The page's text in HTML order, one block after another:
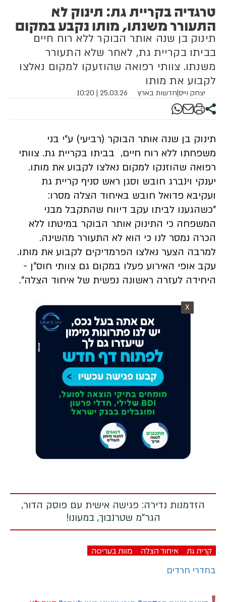
טרגדיה בקריית גת: תינוק לא
התעורר משנתו, מותו נקבע במקום
תינוק בן שנה אותר הבוקר ללא רוח חיים
בביתו בקריית גת, לאחר שלא התעורר
משנתו. צוותי רפואה שהוזעקו למקום נאלצו
לקבוע את מותו
יצחק וייס|חדשות בארץ 25.03.26 | 10:20
תינוק בן שנה אותר הבוקר (רביעי) ע"י בני
משפחתו ללא רוח חיים, בביתו בקריית גת. צוותי
רפואה שהוזנקו למקום נאלצו לקבוע את מותו.
יענקי וינברג חובש וסגן ראש סניף קריית גת
ועקיבא פדואל חובש באיחוד הצלה מסרו:
"כשהגענו לביתו עקב דיווח שהתקבל מבני
המשפחה כי התינוק אותר הבוקר במיטתו ללא
הכרה נמסר לנו כי הוא לא התעורר מהשינה.
למרבה הצער נאלצו הפרמדיקים לקבוע את מותו.
עקב אופי האירוע פעלו במקום גם צוותי חוס"ן -
היחידה לעזרה ראשונה נפשית של איחוד הצלה".
X
הזדמנות נדירה: פגישה אישית עם פוסק הדור,
הגר"מ שטרנבוך, במעונו!
קרית גת איחוד הצלה מוות בעריסה
בחדרי חרדים